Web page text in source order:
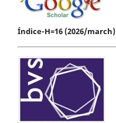
Índice-H=16 (2026/march)